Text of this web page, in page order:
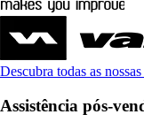
Descubra todas as
Assistência pós-